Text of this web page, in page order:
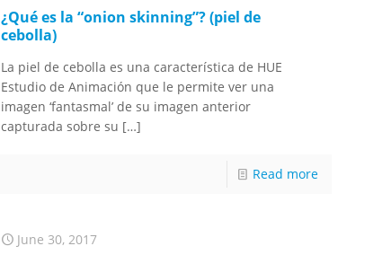
¿Qué es la “onion skinning”? (piel de
cebolla)
La piel de cebolla es una característica de HUE
Estudio de Animación que le permite ver una
imagen ‘fantasmal’ de su imagen anterior
capturada sobre su […]
Read more
June 30, 2017